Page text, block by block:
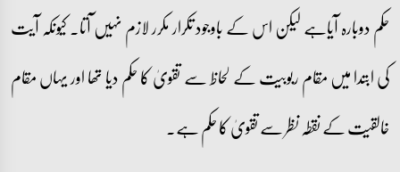
حکم دوبارہ آیاہے لیکن اس کے باوجود تکرار مکرر لازم نہیں آتا۔ کیونکہ آیت
کی ابتدا میں مقام ربوبیت کے لحاظ سے تقویٰ کا حکم دیا تھا اور یہاں مقام
خالقیت کے نقطہ نظر سے تقویٰ کا حکم ہے۔